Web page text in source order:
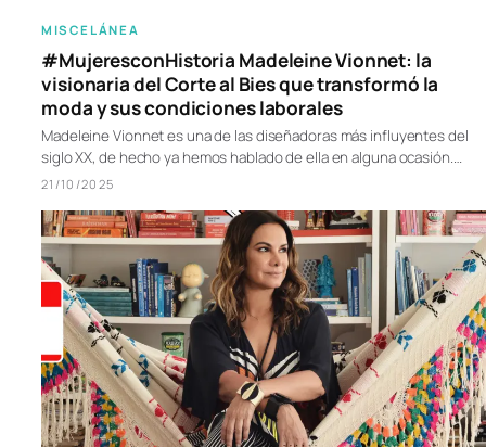
MISCELÁNEA
#MujeresconHistoria Madeleine Vionnet: la
visionaria del Corte al Bies que transformó la
moda y sus condiciones laborales
Madeleine Vionnet es una de las diseñadoras más influyentes del
siglo XX, de hecho ya hemos hablado de ella en alguna ocasión.…
21/10/2025